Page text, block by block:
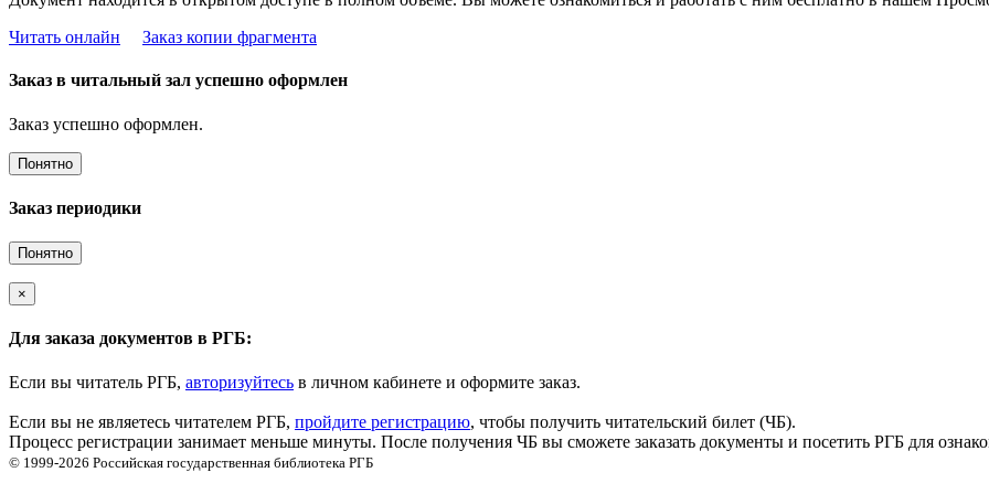
Читать онлайн
Заказ копии фрагмента
Заказ в читальный зал успешно оформлен
Заказ успешно оформлен.
Понятно
Заказ периодики
Понятно
×
Для заказа документов в РГБ:
Если вы читатель РГБ, авторизуйтесь в личном кабинете и оформите заказ.
Если вы не являетесь читателем РГБ, пройдите регистрацию, чтобы получить читательский билет (ЧБ).
Процесс регистрации занимает меньше минуты. После получения ЧБ вы сможете заказать документы и посетить РГБ для
© 1999-2026 Российская государственная библиотека РГБ